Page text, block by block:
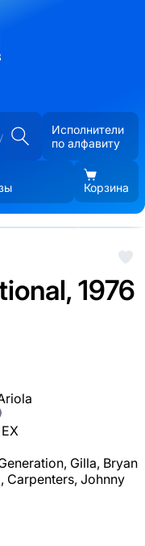
Исполнители
по алфавиту
Корзина
1976
Gilla, Bryan
Carpenters, Johnny